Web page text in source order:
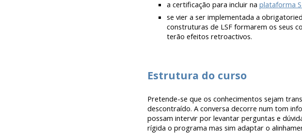
a certificação para incluir na plataforma
se vier a ser implementada a
construturas de LSF formarem os seus
terão efeitos retroactivos.
Estrutura do curso
Pretende-se que os conhecimentos sejam
descontraído. A conversa decorre num tom
possam intervir por levantar perguntas e
rígida o programa mas sim adaptar o